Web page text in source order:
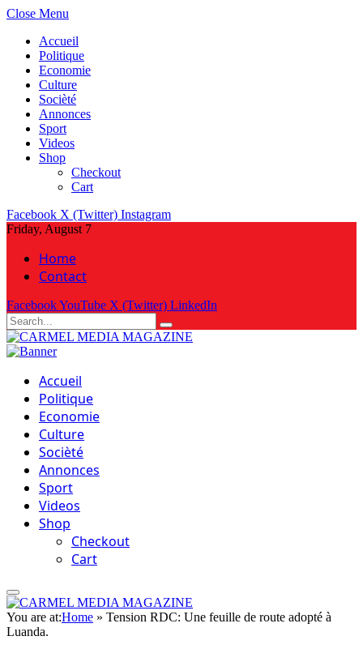
Close Menu
Accueil
Politique
Economie
Culture
Socièté
Annonces
Sport
Videos
Shop
Checkout
Cart
Facebook X (Twitter) Instagram
Friday, August 7
Home
Contact
FacebookYouTube X (Twitter) LinkedIn
Accueil
Politique
Economie
Culture
Socièté
Annonces
Sport
Videos
Shop
Checkout
Cart
You are at:Home » Tension RDC: Une feuille de route adopté à
Luanda.